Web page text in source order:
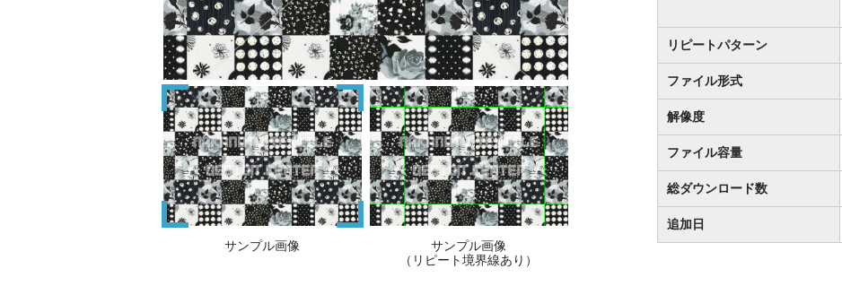
サンプル画像
サンプル画像
（リピート境界線あり）
リピートパターン
ファイル形式
解像度
ファイル容量
総ダウンロード数
追加日